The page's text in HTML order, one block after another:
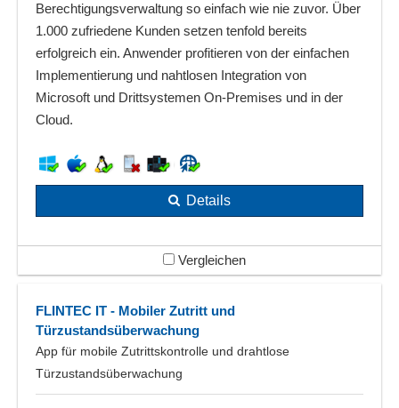
Berechtigungsverwaltung so einfach wie nie zuvor. Über
1.000 zufriedene Kunden setzen tenfold bereits
erfolgreich ein. Anwender profitieren von der einfachen
Implementierung und nahtlosen Integration von
Microsoft und Drittsystemen On-Premises und in der
Cloud.
Details
Vergleichen
FLINTEC IT - Mobiler Zutritt und
Türzustandsüberwachung
App für mobile Zutrittskontrolle und drahtlose
Türzustandsüberwachung